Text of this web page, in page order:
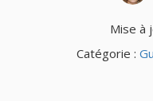
Mise à
Catégorie :